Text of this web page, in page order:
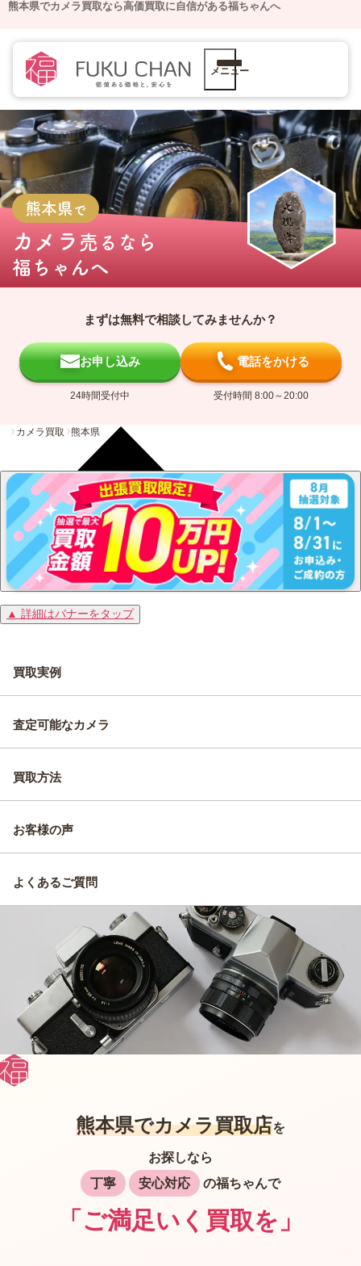
熊本県でカメラ買取なら高価買取に自信がある福ちゃんへ
メニュー
熊本県で
カメラ 売るなら
福ちゃんへ
まずは無料で相談してみませんか？
お申し込み
24時間受付中
電話をかける
受付時間 8:00～20:00
カメラ買取 熊本県
▲ 詳細はバナーをタップ
買取実例
査定可能なカメラ
買取方法
お客様の声
よくあるご質問
熊本県でカメラ買取店を
お探しなら
丁寧
安心対応 の福ちゃんで
「ご満足いく買取を」